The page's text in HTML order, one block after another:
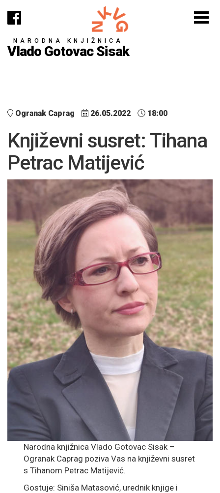
NARODNA KNJIŽNICA
Vlado Gotovac Sisak
Ogranak Caprag 26.05.2022 18:00
Književni susret: Tihana
Petrac Matijević
Narodna knjižnica Vlado Gotovac Sisak –
Ogranak Caprag poziva Vas na književni susret
s Tihanom Petrac Matijević.
Gostuje: Siniša Matasović, urednik knjige i